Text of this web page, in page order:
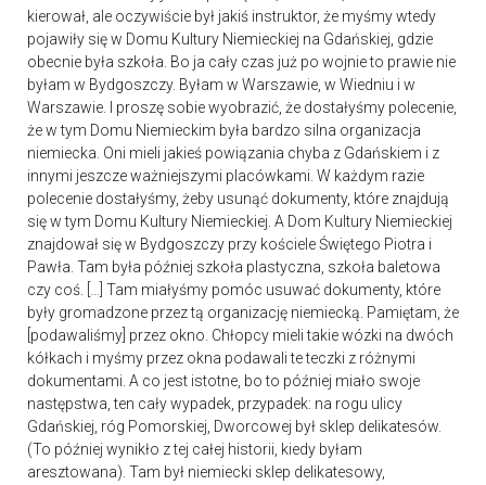
kierował, ale oczywiście był jakiś instruktor, że myśmy wtedy
pojawiły się w Domu Kultury Niemieckiej na Gdańskiej, gdzie
obecnie była szkoła. Bo ja cały czas już po wojnie to prawie nie
byłam w Bydgoszczy. Byłam w Warszawie, w Wiedniu i w
Warszawie. I proszę sobie wyobrazić, że dostałyśmy polecenie,
że w tym Domu Niemieckim była bardzo silna organizacja
niemiecka. Oni mieli jakieś powiązania chyba z Gdańskiem i z
innymi jeszcze ważniejszymi placówkami. W każdym razie
polecenie dostałyśmy, żeby usunąć dokumenty, które znajdują
się w tym Domu Kultury Niemieckiej. A Dom Kultury Niemieckiej
znajdował się w Bydgoszczy przy kościele Świętego Piotra i
Pawła. Tam była później szkoła plastyczna, szkoła baletowa
czy coś. […] Tam miałyśmy pomóc usuwać dokumenty, które
były gromadzone przez tą organizację niemiecką. Pamiętam, że
[podawaliśmy] przez okno. Chłopcy mieli takie wózki na dwóch
kółkach i myśmy przez okna podawali te teczki z różnymi
dokumentami. A co jest istotne, bo to później miało swoje
następstwa, ten cały wypadek, przypadek: na rogu ulicy
Gdańskiej, róg Pomorskiej, Dworcowej był sklep delikatesów.
(To później wynikło z tej całej historii, kiedy byłam
aresztowana). Tam był niemiecki sklep delikatesowy,